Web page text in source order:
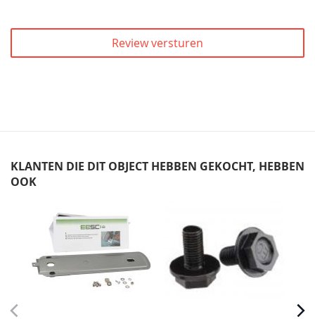
Review versturen
KLANTEN DIE DIT OBJECT HEBBEN GEKOCHT, HEBBEN
OOK
carousel